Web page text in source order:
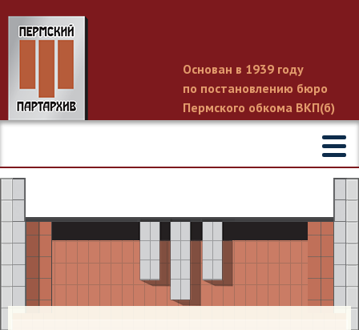
Основан в 1939 году
по постановлению бюро
Пермского обкома ВКП(б)